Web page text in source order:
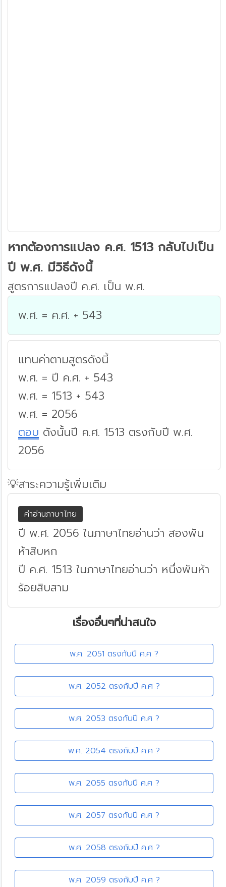
หากต้องการแปลง ค.ศ. 1513 กลับไปเป็น
ปี พ.ศ. มีวิธีดังนี้
สูตรการแปลงปี ค.ศ. เป็น พ.ศ.
พ.ศ. = ค.ศ. + 543
แทนค่าตามสูตรดังนี้
พ.ศ. = ปี ค.ศ. + 543
พ.ศ. = 1513 + 543
พ.ศ. = 2056
ตอบ ดังนั้นปี ค.ศ. 1513 ตรงกับปี พ.ศ.
2056
💡สาระความรู้เพิ่มเติม
คำอ่านภาษาไทย
ปี พ.ศ. 2056 ในภาษาไทยอ่านว่า สองพัน
ห้าสิบหก
ปี ค.ศ. 1513 ในภาษาไทยอ่านว่า หนึ่งพันห้า
ร้อยสิบสาม
เรื่องอื่นๆที่น่าสนใจ
พ.ศ. 2051 ตรงกับปี ค.ศ ?
พ.ศ. 2052 ตรงกับปี ค.ศ ?
พ.ศ. 2053 ตรงกับปี ค.ศ ?
พ.ศ. 2054 ตรงกับปี ค.ศ ?
พ.ศ. 2055 ตรงกับปี ค.ศ ?
พ.ศ. 2057 ตรงกับปี ค.ศ ?
พ.ศ. 2058 ตรงกับปี ค.ศ ?
พ.ศ. 2059 ตรงกับปี ค.ศ ?